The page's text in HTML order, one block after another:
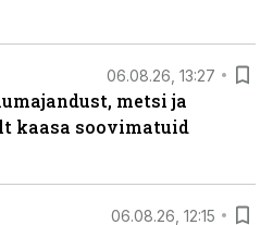
06.08.26, 13:27
metsi ja
kaasa soovimatuid
06.08.26, 12:15